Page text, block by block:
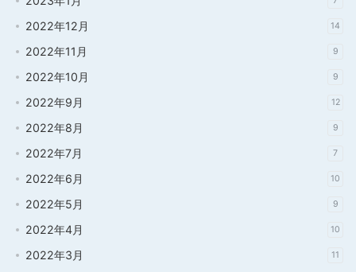
2022年12月 14
2022年11月 9
2022年10月 9
2022年9月 12
2022年8月 9
2022年7月 7
2022年6月 10
2022年5月 9
2022年4月 10
2022年3月 11